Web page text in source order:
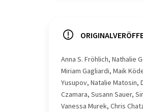
Anna S. Fröhlich, Nathalie
Miriam Gagliardi, Maik
Yusupov, Natalie Matosin,
Czamara, Susann Sauer,
Vanessa Murek, Chris